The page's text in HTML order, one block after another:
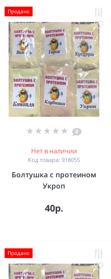
Продано
0
Нет в наличии
Код товара: 918055
Болтушка с протеином
Укроп
40р.
Продано